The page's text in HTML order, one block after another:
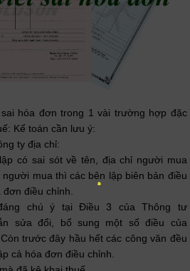
hóa đơn trong 1 vài trường hợp đặc
Kế toán cần lưu ý:
ty địa chỉ:
có sai sót về tên, địa chỉ người mua
mua thì các bên lập biên bản điều
điều chỉnh.
chú ý tại Điều 3 của Thông tư
sửa đổi, bổ sung một số điều của
trước đây hầu hết các công văn đều
cả hóa đơn điều chỉnh.